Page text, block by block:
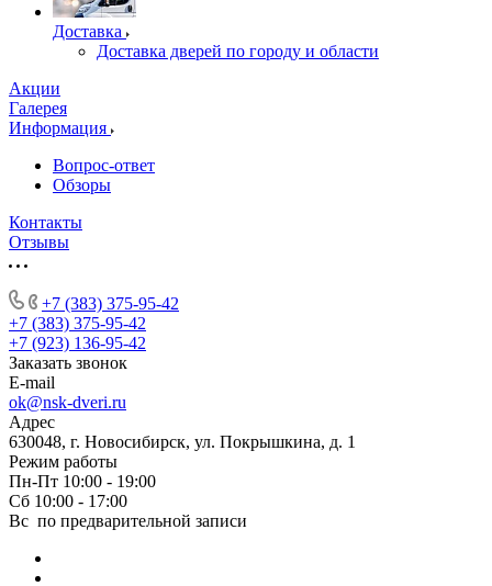
Доставка
Доставка дверей по городу и области
Акции
Галерея
Информация
Вопрос-ответ
Обзоры
Контакты
Отзывы
+7 (383) 375-95-42
+7 (383) 375-95-42
+7 (923) 136-95-42
Заказать звонок
E-mail
ok@nsk-dveri.ru
Адрес
630048, г. Новосибирск, ул. Покрышкина, д. 1
Режим работы
Пн-Пт 10:00 - 19:00
Сб 10:00 - 17:00
Вс по предварительной записи